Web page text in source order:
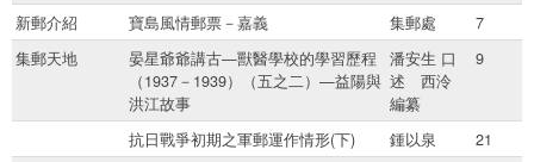
新郵介紹
寶島風情郵票－嘉義 集郵處
7
集郵天地
晏星爺爺講古—獸醫學校的學習歷程
（1937－1939）（五之二）—益陽與
洪江故事
潘安生 口
述 西泠
編纂
9
抗日戰爭初期之軍郵運作情形(下) 鍾以泉
21